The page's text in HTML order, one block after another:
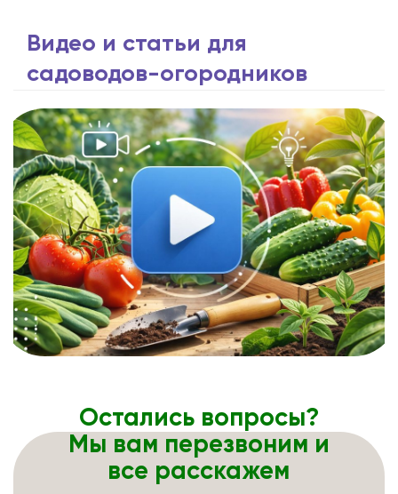
Видео и статьи для
садоводов-огородников
Остались вопросы?
Мы вам перезвоним и
все расскажем